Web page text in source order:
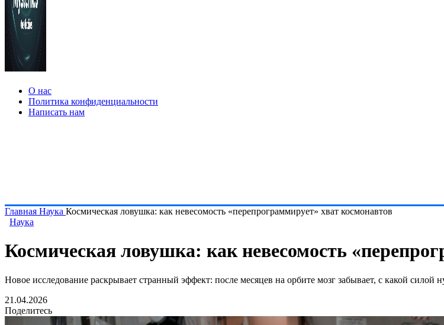
О нас
Политика конфиденциальности
Написать нам
Главная Наука Космическая ловушка: как невесомость «перепрограммирует» хват космонавтов
Наука
Космическая ловушка: как невесомость
Новое исследование раскрывает странный эффект: после месяцев на орбите мозг забывает, с какой силой
21.04.2026
Поделитесь